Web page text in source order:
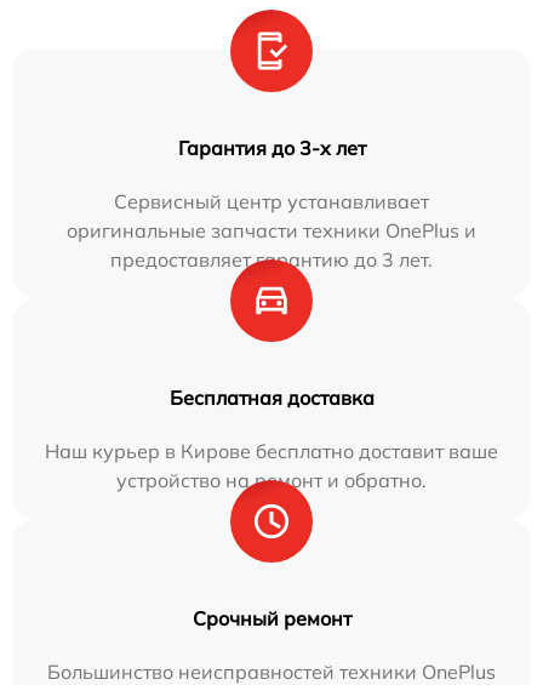
Гарантия до 3-х лет
Сервисный центр устанавливает
оригинальные запчасти техники OnePlus и
предоставляет гарантию до 3 лет.
Бесплатная доставка
Наш курьер в Кирове бесплатно доставит ваше
устройство на ремонт и обратно.
Срочный ремонт
Большинство неисправностей техники OnePlus